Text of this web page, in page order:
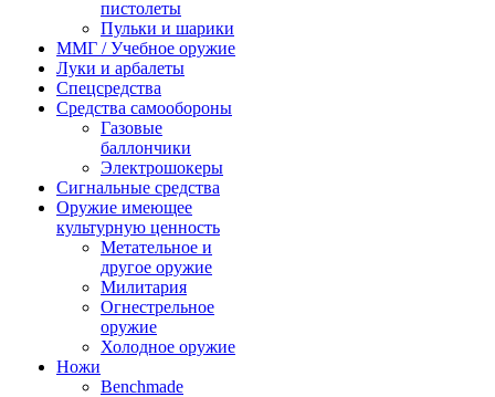
пистолеты
Пульки и шарики
ММГ / Учебное оружие
Луки и арбалеты
Спецсредства
Средства самообороны
Газовые
баллончики
Электрошокеры
Сигнальные средства
Оружие имеющее
культурную ценность
Метательное и
другое оружие
Милитария
Огнестрельное
оружие
Холодное оружие
Ножи
Benchmade